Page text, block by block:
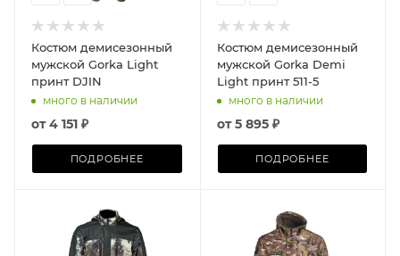
Костюм демисезонный
мужской Gorka Light
принт DJIN
много в наличии
от4 151 ₽
ПОДРОБНЕЕ
Костюм демисезонный
мужской Gorka Demi
Light принт 511-5
много в наличии
от5 895 ₽
ПОДРОБНЕЕ